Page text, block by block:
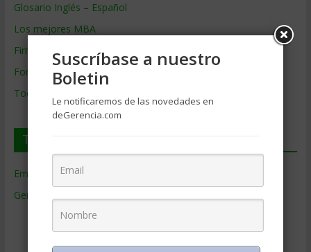
Glosario Inglés – Español
Los mejores MBA
Firmas de Gerencia
Formación de Gerencia
Todos los Temas
Temas de Gerencia
Empresas de Gerencia
Gerencia
Ciencias Económicas
Contabilidad(466)
Suscríbase a nuestro
Boletin
Le notificaremos de las novedades en
deGerencia.com